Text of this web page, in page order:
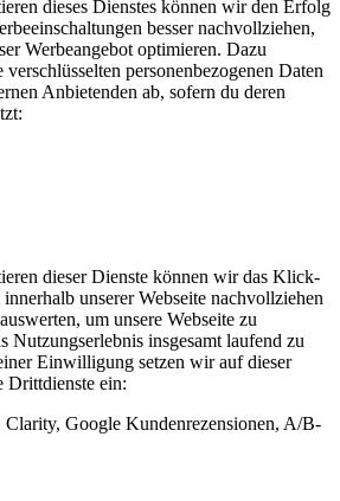
dieses Dienstes können wir den Erfolg
besser nachvollziehen,
Werbeangebot optimieren. Dazu
personenbezogenen Daten
Anbietenden ab, sofern du deren
dieser Dienste können wir das Klick-
unserer Webseite nachvollziehen
um unsere Webseite zu
Nutzungserlebnis insgesamt laufend zu
Einwilligung setzen wir auf dieser
Drittdienste ein:
Google Kundenrezensionen, A/B-